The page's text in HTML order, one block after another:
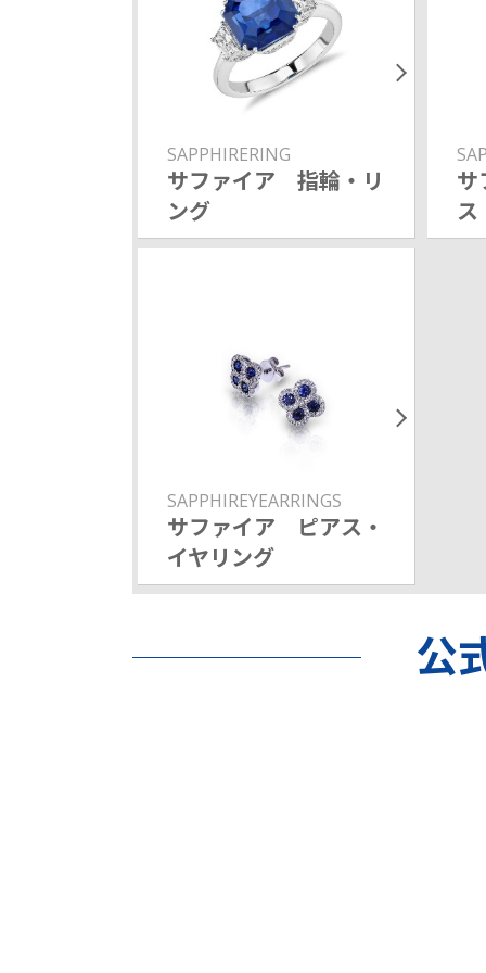
SAPPHIRERING
サファイア 指輪・リ
ング
ス
SAPPHIREYEARRINGS
サファイア ピアス・
イヤリング
公